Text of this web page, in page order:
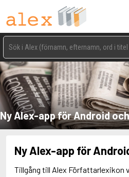
Ny Alex-app för Android
Ny Alex-app för
Tillgång till Alex Författarlexikon